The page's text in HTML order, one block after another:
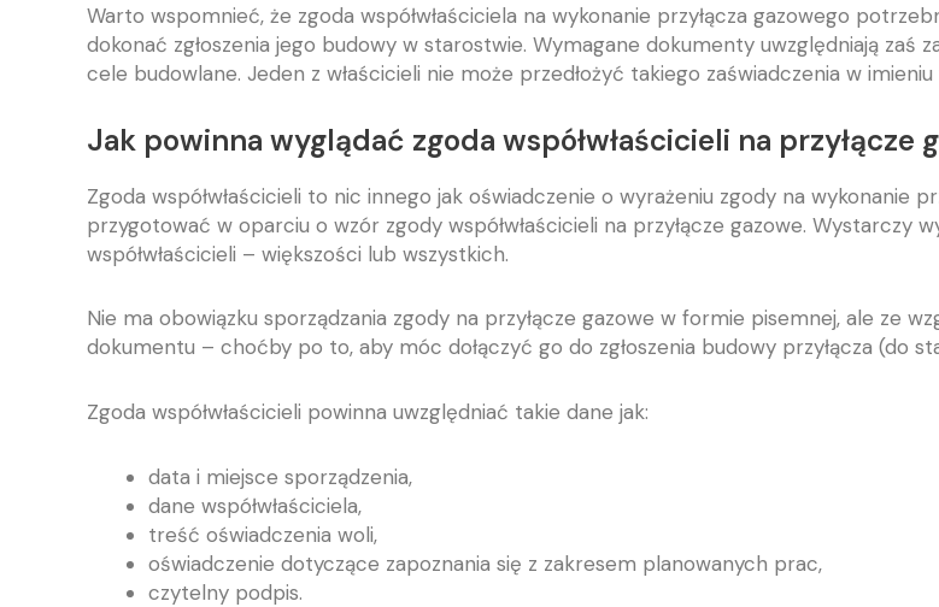
Warto wspomnieć, że zgoda współwłaściciela na wykonanie przyłącza gazowego
dokonać zgłoszenia jego budowy w starostwie. Wymagane dokumenty uwzględniają zaś
cele budowlane. Jeden z właścicieli nie może przedłożyć takiego zaświadczenia w
Jak powinna wyglądać zgoda współwłaścicieli na przyłącze
Zgoda współwłaścicieli to nic innego jak oświadczenie o wyrażeniu zgody na wykonanie
przygotować w oparciu o wzór zgody współwłaścicieli na przyłącze gazowe. Wystarczy
współwłaścicieli – większości lub wszystkich.
Nie ma obowiązku sporządzania zgody na przyłącze gazowe w formie pisemnej, ale ze
dokumentu – choćby po to, aby móc dołączyć go do zgłoszenia budowy przyłącza (do
Zgoda współwłaścicieli powinna uwzględniać takie dane jak:
data i miejsce sporządzenia,
dane współwłaściciela,
treść oświadczenia woli,
oświadczenie dotyczące zapoznania się z zakresem planowanych prac,
czytelny podpis.